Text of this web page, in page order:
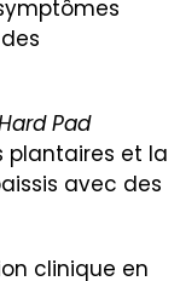
Pad
plantaires et la
avec des
clinique en